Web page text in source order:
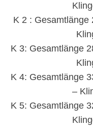
K 2 : Gesamtlänge
K 3: Gesamtlänge
K 4: Gesamtlänge
–
K 5: Gesamtlänge